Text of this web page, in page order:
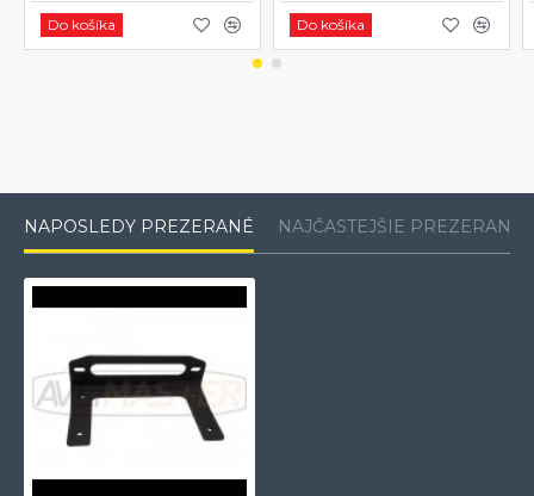
Do košíka Do košíka
NAPOSLEDY PREZERANÉ NAJČASTEJŠIE PREZERANÉ